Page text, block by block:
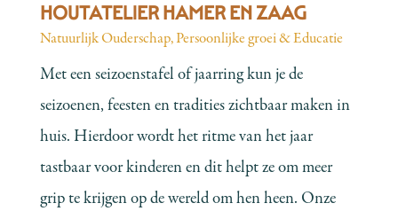
HOUTATELIER HAMER EN ZAAG
Natuurlijk Ouderschap,Persoonlijke groei & Educatie
Met een seizoenstafel of jaarring kun je de
seizoenen, feesten en tradities zichtbaar maken in
huis. Hierdoor wordt het ritme van het jaar
tastbaar voor kinderen en dit helpt ze om meer
grip te krijgen op de wereld om hen heen. Onze